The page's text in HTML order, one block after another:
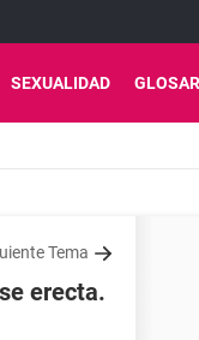
SEXUALIDAD
Tema
erecta.